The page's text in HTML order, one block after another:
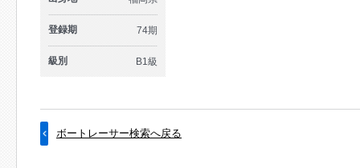
登録期 74期
級別 B1級
ボートレーサー検索へ戻る